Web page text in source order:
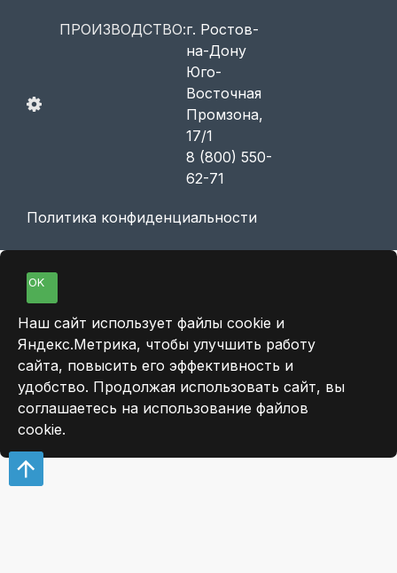
ПРОИЗВОДСТВО:г. Ростов-
на-Дону
Юго-
Восточная
Промзона,
17/1
8 (800) 550-
62-71
Политика конфиденциальности
OK
Наш сайт использует файлы cookie и
Яндекс.Метрика, чтобы улучшить работу
сайта, повысить его эффективность и
удобство. Продолжая использовать сайт, вы
соглашаетесь на использование файлов
cookie.